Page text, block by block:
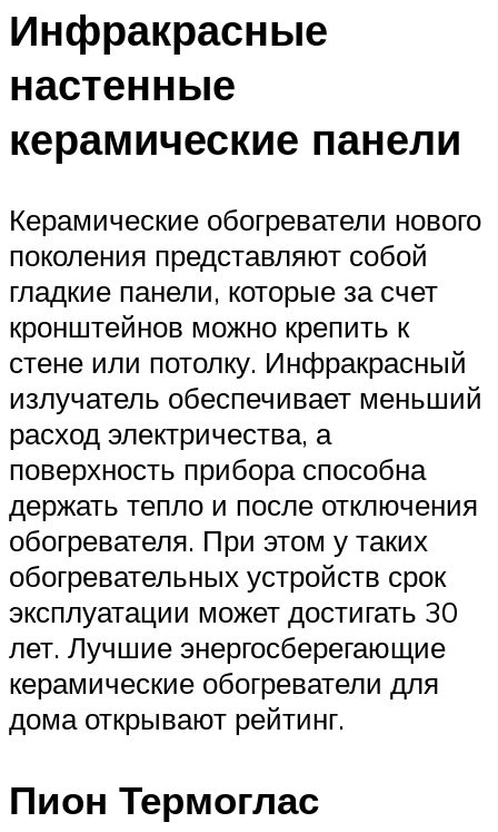
Инфракрасные
настенные
керамические панели
Керамические обогреватели нового
поколения представляют собой
гладкие панели, которые за счет
кронштейнов можно крепить к
стене или потолку. Инфракрасный
излучатель обеспечивает меньший
расход электричества, а
поверхность прибора способна
держать тепло и после отключения
обогревателя. При этом у таких
обогревательных устройств срок
эксплуатации может достигать 30
лет. Лучшие энергосберегающие
керамические обогреватели для
дома открывают рейтинг.
Пион Термоглас